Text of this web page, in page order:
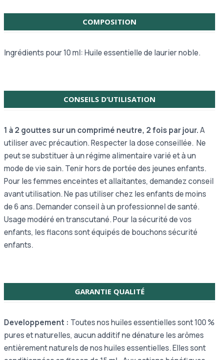
COMPOSITION
Ingrédients pour 10 ml: Huile essentielle de laurier noble.
CONSEILS D’UTILISATION
1 à 2 gouttes sur un comprimé neutre, 2 fois par jour.A
utiliser avec précaution. Respecter la dose conseillée. Ne
peut se substituer à un régime alimentaire varié et à un
mode de vie sain. Tenir hors de portée des jeunes enfants.
Pour les femmes enceintes et allaitantes, demandez conseil
avant utilisation. Ne pas utiliser chez les enfants de moins
de 6 ans. Demander conseil à un professionnel de santé.
Usage modéré en transcutané. Pour la sécurité de vos
enfants, les flacons sont équipés de bouchons sécurité
enfants.
GARANTIE QUALITÉ
Developpement : Toutes nos huiles essentielles sont 100 %
pures et naturelles, aucun additif ne dénature les arômes
entièrement naturels de nos huiles essentielles. Elles sont